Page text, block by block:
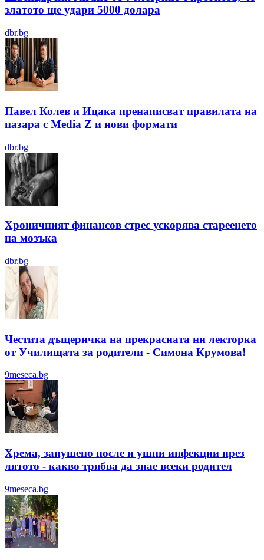
златото ще удари 5000 долара
dbr.bg
Павел Колев и Ицака пренаписват правилата на
пазара с Media Z и нови формати
dbr.bg
Хроничният финансов стрес ускорява стареенето
на мозъка
dbr.bg
Честита дъщеричка на прекрасната ни лекторка
от Училищата за родители - Симона Крумова!
9meseca.bg
Хрема, запушено носле и ушни инфекции през
лятотo - какво трябва да знае всеки родител
9meseca.bg